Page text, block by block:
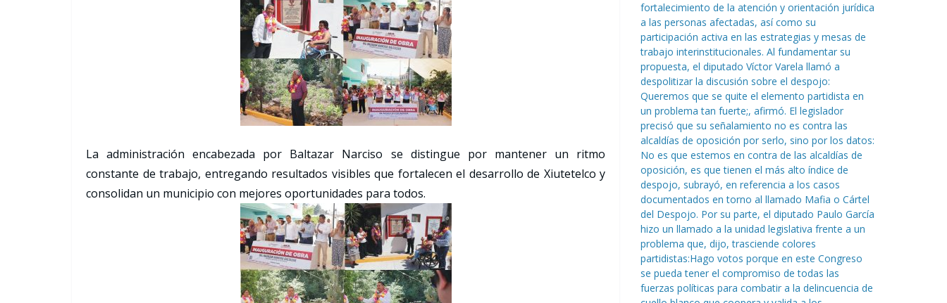
La administración encabezada por Baltazar Narciso se distingue por mantener un ritmo
constante de trabajo, entregando resultados visibles que fortalecen el desarrollo de Xiutetelco y
consolidan un municipio con mejores oportunidades para todos.
fortalecimiento de la atención y orientación jurídica
a las personas afectadas, así como su
participación activa en las estrategias y mesas de
trabajo interinstitucionales. Al fundamentar su
propuesta, el diputado Víctor Varela llamó a
despolitizar la discusión sobre el despojo:
Queremos que se quite el elemento partidista en
un problema tan fuerte;, afirmó. El legislador
precisó que su señalamiento no es contra las
alcaldías de oposición por serlo, sino por los datos:
No es que estemos en contra de las alcaldías de
oposición, es que tienen el más alto índice de
despojo, subrayó, en referencia a los casos
documentados en torno al llamado Mafia o Cártel
del Despojo. Por su parte, el diputado Paulo García
hizo un llamado a la unidad legislativa frente a un
problema que, dijo, trasciende colores
partidistas:Hago votos porque en este Congreso
se pueda tener el compromiso de todas las
fuerzas políticas para combatir a la delincuencia de